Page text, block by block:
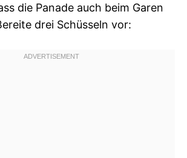
die Panade auch beim Garen
drei Schüsseln vor: